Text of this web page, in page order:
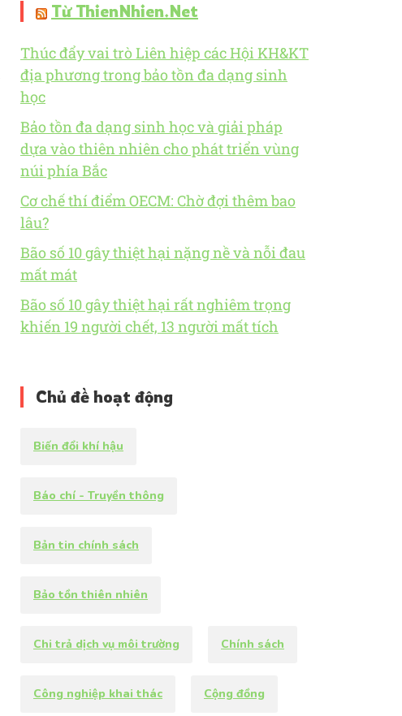
Từ ThienNhien.Net
Thúc đẩy vai trò Liên hiệp các Hội KH&KT
địa phương trong bảo tồn đa dạng sinh
học
Bảo tồn đa dạng sinh học và giải pháp
dựa vào thiên nhiên cho phát triển vùng
núi phía Bắc
Cơ chế thí điểm OECM: Chờ đợi thêm bao
lâu?
Bão số 10 gây thiệt hại nặng nề và nỗi đau
mất mát
Bão số 10 gây thiệt hại rất nghiêm trọng
khiến 19 người chết, 13 người mất tích
Chủ đề hoạt động
Biến đổi khí hậu
Báo chí - Truyền thông
Bản tin chính sách
Bảo tồn thiên nhiên
Chi trả dịch vụ môi trường Chính sách
Công nghiệp khai thác Cộng đồng